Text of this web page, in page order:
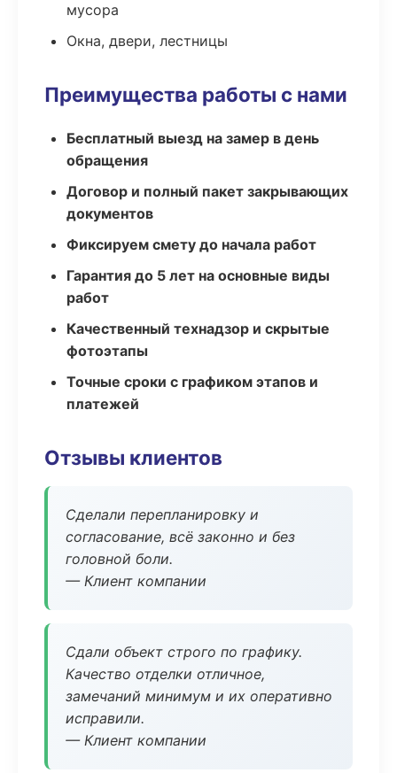
мусора
Окна, двери, лестницы
Преимущества работы с нами
Бесплатный выезд на замер в день
обращения
Договор и полный пакет закрывающих
документов
Фиксируем смету до начала работ
Гарантия до 5 лет на основные виды
работ
Качественный технадзор и скрытые
фотоэтапы
Точные сроки с графиком этапов и
платежей
Отзывы клиентов
Сделали перепланировку и
согласование, всё законно и без
головной боли.
— Клиент компании
Сдали объект строго по графику.
Качество отделки отличное,
замечаний минимум и их оперативно
исправили.
— Клиент компании